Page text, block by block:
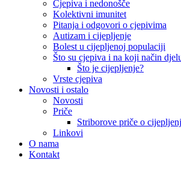
Cjepiva i nedonošče
Kolektivni imunitet
Pitanja i odgovori o cjepivima
Autizam i cijepljenje
Bolest u cijepljenoj populaciji
Što su cjepiva i na koji način
Što je cijepljenje?
Vrste cjepiva
Novosti i ostalo
Novosti
Priče
Striborove priče o
Linkovi
O nama
Kontakt